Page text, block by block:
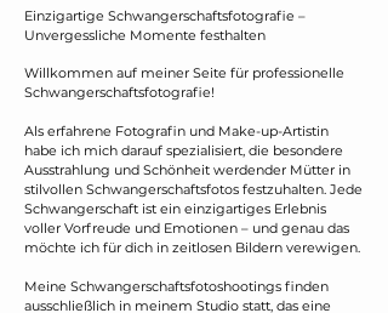
Einzigartige Schwangerschaftsfotografie –
Unvergessliche Momente festhalten
Willkommen auf meiner Seite für professionelle
Schwangerschaftsfotografie!
Als erfahrene Fotografin und Make-up-Artistin
habe ich mich darauf spezialisiert, die besondere
Ausstrahlung und Schönheit werdender Mütter in
stilvollen Schwangerschaftsfotos festzuhalten. Jede
Schwangerschaft ist ein einzigartiges Erlebnis
voller Vorfreude und Emotionen – und genau das
möchte ich für dich in zeitlosen Bildern verewigen.
Meine Schwangerschaftsfotoshootings finden
ausschließlich in meinem Studio statt, das eine